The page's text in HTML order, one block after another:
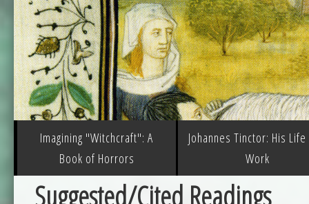
Imagining "Witchcraft": A
Book of Horrors
Johannes Tinctor: His
Work
Suggested/Cited Readings